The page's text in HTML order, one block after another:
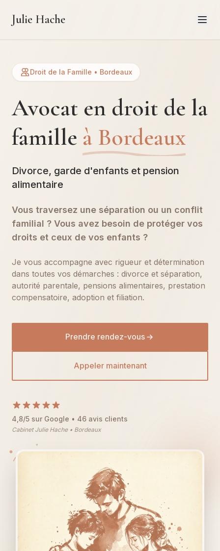
Julie Hache
Droit de la Famille • Bordeaux
Avocat en droit de la
famille à Bordeaux
Divorce, garde d'enfants et pension
alimentaire
Vous traversez une séparation ou un conflit
familial ? Vous avez besoin de protéger vos
droits et ceux de vos enfants ?
Je vous accompagne avec rigueur et détermination
dans toutes vos démarches : divorce et séparation,
autorité parentale, pensions alimentaires, prestation
compensatoire, adoption et filiation.
Prendre rendez-vous
Appeler maintenant
4,8/5 sur Google • 46 avis clients
Cabinet Julie Hache • Bordeaux